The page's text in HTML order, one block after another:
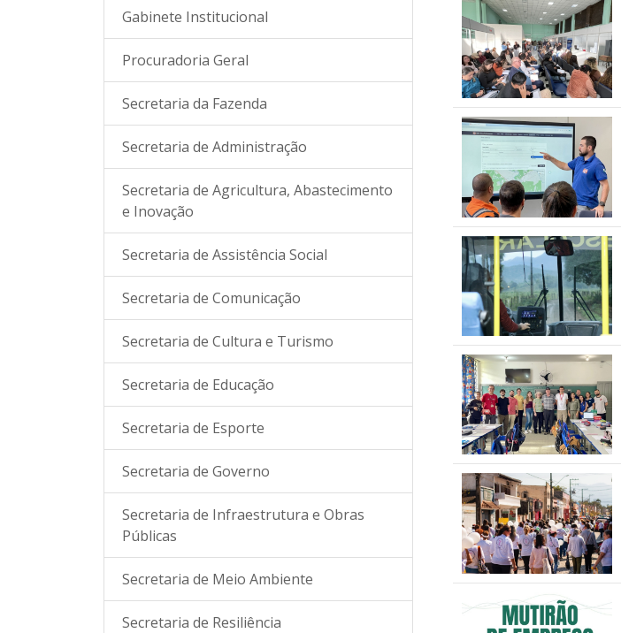
Gabinete Institucional
Procuradoria Geral
Secretaria da Fazenda
Secretaria de Administração
Secretaria de Agricultura, Abastecimento
e Inovação
Secretaria de Assistência Social
Secretaria de Comunicação
Secretaria de Cultura e Turismo
Secretaria de Educação
Secretaria de Esporte
Secretaria de Governo
Secretaria de Infraestrutura e Obras
Públicas
Secretaria de Meio Ambiente
Secretaria de Resiliência